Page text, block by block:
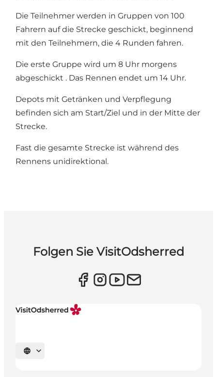
Die Teilnehmer werden in Gruppen von 100
Fahrern auf die Strecke geschickt, beginnend
mit den Teilnehmern, die 4 Runden fahren.
Die erste Gruppe wird um 8 Uhr morgens
abgeschickt . Das Rennen endet um 14 Uhr.
Depots mit Getränken und Verpflegung
befinden sich am Start/Ziel und in der Mitte der
Strecke.
Fast die gesamte Strecke ist während des
Rennens unidirektional.
Folgen Sie VisitOdsherred
Sprache auswählen